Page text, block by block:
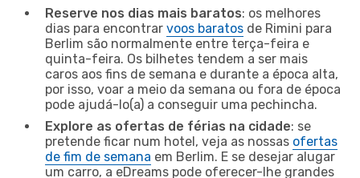
Reserve nos dias mais baratos: os melhores
dias para encontrar voos baratos de Rimini para
Berlim são normalmente entre terça-feira e
quinta-feira. Os bilhetes tendem a ser mais
caros aos fins de semana e durante a época alta,
por isso, voar a meio da semana ou fora de época
pode ajudá-lo(a) a conseguir uma pechincha.
Explore as ofertas de férias na cidade: se
pretende ficar num hotel, veja as nossas ofertas
de fim de semana em Berlim. E se desejar alugar
um carro, a eDreams pode oferecer-lhe grandes